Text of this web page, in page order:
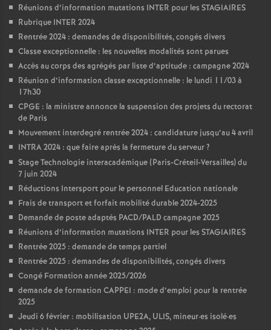
Réunions d’information mutations INTER pour les STAGIAIRES
Rubrique INTER 2024
Rentrée 2024 : demandes de disponibilités, congés divers
Classe exceptionnelle : les nouvelles modalités sont parues
Accès au corps des agrégés par liste d’aptitude : campagne 2024
Réunion d’information classe exceptionnelle : le lundi 11/03 à
17h30
CPGE : la ministre annonce la suspension des projets du rectorat
de Paris
Mouvement interdegré rentrée 2024 : candidature jusqu’au 4 avril
INTRA 2024 : que faire après la fermeture du serveur?
Stage Technologie interacadémique (Paris-Créteil-Versailles) du
7 juin 2024
Réductions Intersport pour le personnel Education nationale
Frais de transport et forfait mobilité durable 2024-2025
Demande de poste adaptés PACD/PALD campagne 2025
Réunions d’information mutations INTER pour les STAGIAIRES
Rentrée 2025 : demande de temps partiel
Rentrée 2025 : demandes de disponibilités, congés divers
Congé Formation année 2025/2026
demande de formation CAPPEI : mode d’emploi pour la rentrée
2025
Jeudi 6 février : mobilisation UPE2A, ULIS, mineur·es isolé·es